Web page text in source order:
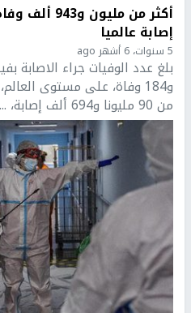
إصابة عالميا
5 سنوات، 6 أشهر ago
و184 وفاة، على مستوى
من 90 مليونا و694 ألف إصابة، ...